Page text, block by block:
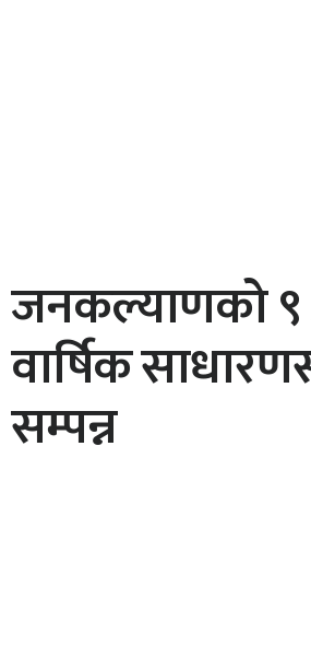
जनकल्याणको
वार्षिक
सम्पन्न